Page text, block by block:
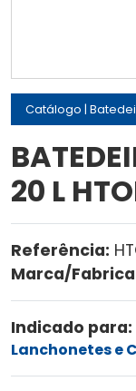
Catálogo |
20 L
Referência:
Marca/
Indicado para:
Lanchonetes e